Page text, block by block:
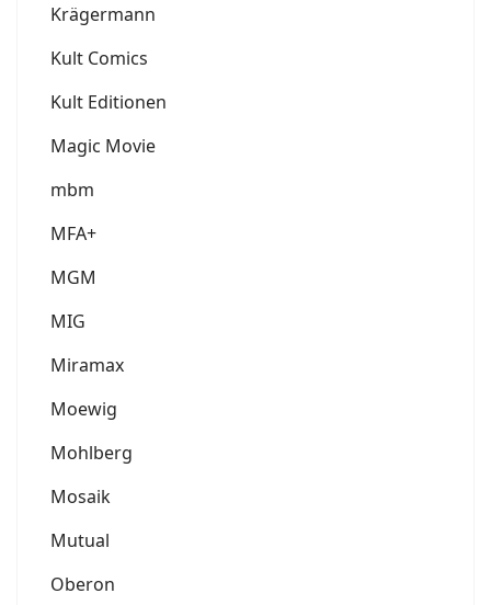
Krägermann
Kult Comics
Kult Editionen
Magic Movie
mbm
MFA+
MGM
MIG
Miramax
Moewig
Mohlberg
Mosaik
Mutual
Oberon